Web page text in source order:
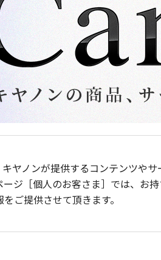
ヤノンが提供するコンテンツや
ージ［個人のお客さま］では、お
ご提供させて頂きます。